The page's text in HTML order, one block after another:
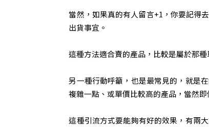
當然，如果真的有人留言+1，你要記得
出貨事宜。
這種方法適合賣的產品，比較是屬於那
另一種行動呼籲，也是最常見的，就是
複雜一點、或單價比較高的產品，當然
這種引流方式要能夠有好的效果，有兩